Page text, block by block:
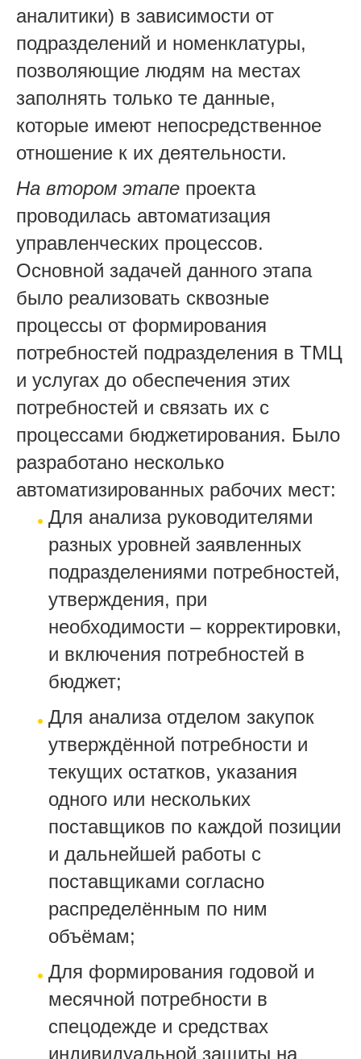
аналитики) в зависимости от
подразделений и номенклатуры,
позволяющие людям на местах
заполнять только те данные,
которые имеют непосредственное
отношение к их деятельности.
На втором этапе проекта
проводилась автоматизация
управленческих процессов.
Основной задачей данного этапа
было реализовать сквозные
процессы от формирования
потребностей подразделения в ТМЦ
и услугах до обеспечения этих
потребностей и связать их с
процессами бюджетирования. Было
разработано несколько
автоматизированных рабочих мест:
Для анализа руководителями
разных уровней заявленных
подразделениями потребностей,
утверждения, при
необходимости – корректировки,
и включения потребностей в
бюджет;
Для анализа отделом закупок
утверждённой потребности и
текущих остатков, указания
одного или нескольких
поставщиков по каждой позиции
и дальнейшей работы с
поставщиками согласно
распределённым по ним
объёмам;
Для формирования годовой и
месячной потребности в
спецодежде и средствах
индивидуальной защиты на